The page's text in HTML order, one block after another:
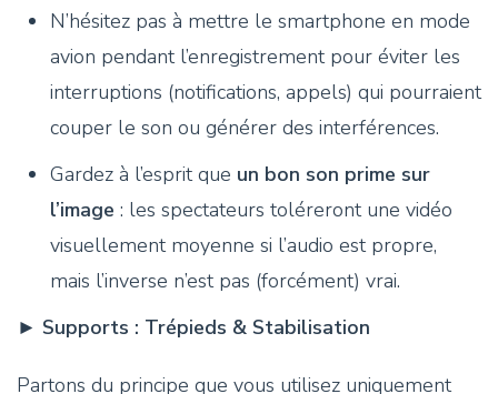
N’hésitez pas à mettre le smartphone en mode
avion pendant l’enregistrement pour éviter les
interruptions (notifications, appels) qui pourraient
couper le son ou générer des interférences.
Gardez à l’esprit que un bon son prime sur
l’image : les spectateurs toléreront une vidéo
visuellement moyenne si l’audio est propre,
mais l’inverse n’est pas (forcément) vrai.
► Supports : Trépieds & Stabilisation
Partons du principe que vous utilisez uniquement